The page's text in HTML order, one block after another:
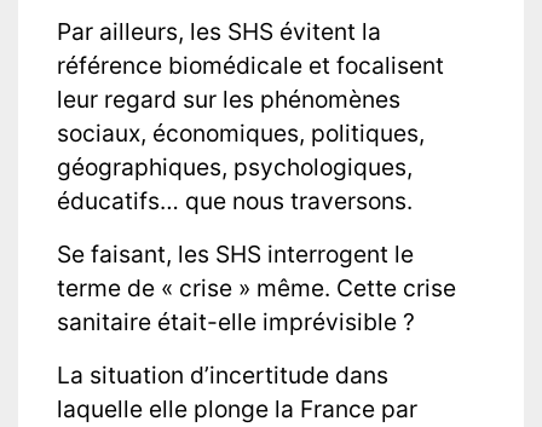
Par ailleurs, les SHS évitent la
référence biomédicale et focalisent
leur regard sur les phénomènes
sociaux, économiques, politiques,
géographiques, psychologiques,
éducatifs… que nous traversons.
Se faisant, les SHS interrogent le
terme de « crise » même. Cette crise
sanitaire était-elle imprévisible ?
La situation d’incertitude dans
laquelle elle plonge la France par